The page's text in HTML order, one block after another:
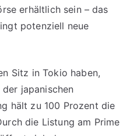
erhältlich sein – das
potenziell neue
Sitz in Tokio haben,
japanischen
hält zu 100 Prozent die
die Listung am Prime